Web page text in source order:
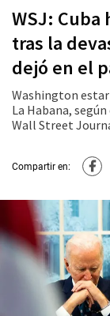
WSJ: Cuba
tras la
dejó en el
Washington
La Habana,
Wall Street
Compartir en: